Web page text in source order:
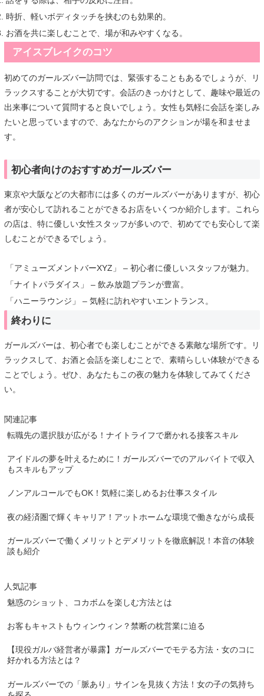
時折、軽いボディタッチを挟むのも効果的。
お酒を共に楽しむことで、場が和みやすくなる。
アイスブレイクのコツ
初めてのガールズバー訪問では、緊張することもあるでしょうが、リ
ラックスすることが大切です。会話のきっかけとして、趣味や最近の
出来事について質問すると良いでしょう。女性も気軽に会話を楽しみ
たいと思っていますので、あなたからのアクションが場を和ませま
す。
初心者向けのおすすめガールズバー
東京や大阪などの大都市には多くのガールズバーがありますが、初心
者が安心して訪れることができるお店をいくつか紹介します。これら
の店は、特に優しい女性スタッフが多いので、初めてでも安心して楽
しむことができるでしょう。
「アミューズメントバーXYZ」 – 初心者に優しいスタッフが魅力。
「ナイトパラダイス」 – 飲み放題プランが豊富。
「ハニーラウンジ」 – 気軽に訪れやすいエントランス。
終わりに
ガールズバーは、初心者でも楽しむことができる素敵な場所です。リ
ラックスして、お酒と会話を楽しむことで、素晴らしい体験ができる
ことでしょう。ぜひ、あなたもこの夜の魅力を体験してみてくださ
い。
関連記事
転職先の選択肢が広がる！ナイトライフで磨かれる接客スキル
アイドルの夢を叶えるために！ガールズバーでのアルバイトで収入
もスキルもアップ
ノンアルコールでもOK！気軽に楽しめるお仕事スタイル
夜の経済圏で輝くキャリア！アットホームな環境で働きながら成長
ガールズバーで働くメリットとデメリットを徹底解説！本音の体験
談も紹介
人気記事
魅惑のショット、コカボムを楽しむ方法とは
お客もキャストもウィンウィン？禁断の枕営業に迫る
【現役ガルバ経営者が暴露】ガールズバーでモテる方法・女のコに
好かれる方法とは？
ガールズバーでの「脈あり」サインを見抜く方法！女の子の気持ち